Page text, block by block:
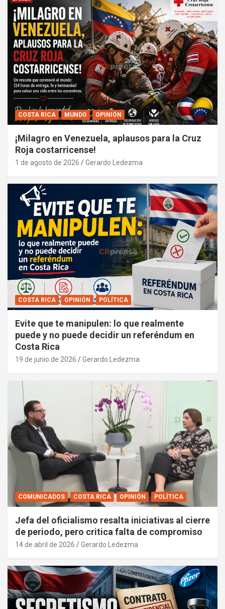
COSTA RICA MUNDO OPINIÓN
¡Milagro en Venezuela, aplausos para la Cruz
Roja costarricense!
1 de agosto de 2026 Gerardo Ledezma
COSTA RICA OPINIÓN POLÍTICA
Evite que te manipulen: lo que realmente
puede y no puede decidir un referéndum en
Costa Rica
19 de junio de 2026 Gerardo Ledezma
COMUNICADOS COSTA RICA OPINIÓN POLÍTICA
Jefa del oficialismo resalta iniciativas al cierre
de periodo, pero critica falta de compromiso
14 de abril de 2026 Gerardo Ledezma